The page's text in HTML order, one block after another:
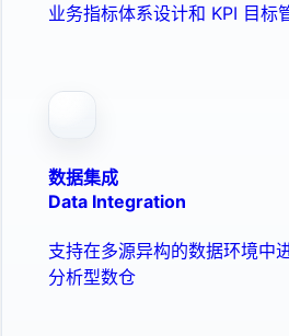
业务指标体系设计和 KPI 目标
数据集成
Data Integration
支持在多源异构的数据环境中
分析型数仓